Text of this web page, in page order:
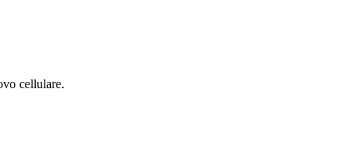
cellulare.